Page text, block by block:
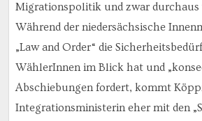
Migrationspolitik und zwar durchaus
Während der niedersächsische
„Law and Order“ die
WählerInnen im Blick hat und
Abschiebungen fordert, kommt
Integrationsministerin eher mit den